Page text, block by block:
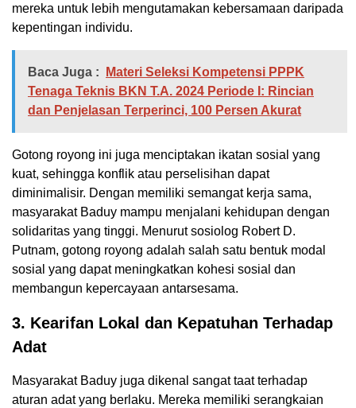
mereka untuk lebih mengutamakan kebersamaan daripada
kepentingan individu.
Baca Juga :
Materi Seleksi Kompetensi PPPK
Tenaga Teknis BKN T.A. 2024 Periode I: Rincian
dan Penjelasan Terperinci, 100 Persen Akurat
Gotong royong ini juga menciptakan ikatan sosial yang
kuat, sehingga konflik atau perselisihan dapat
diminimalisir. Dengan memiliki semangat kerja sama,
masyarakat Baduy mampu menjalani kehidupan dengan
solidaritas yang tinggi. Menurut sosiolog Robert D.
Putnam, gotong royong adalah salah satu bentuk modal
sosial yang dapat meningkatkan kohesi sosial dan
membangun kepercayaan antarsesama.
3. Kearifan Lokal dan Kepatuhan Terhadap
Adat
Masyarakat Baduy juga dikenal sangat taat terhadap
aturan adat yang berlaku. Mereka memiliki serangkaian